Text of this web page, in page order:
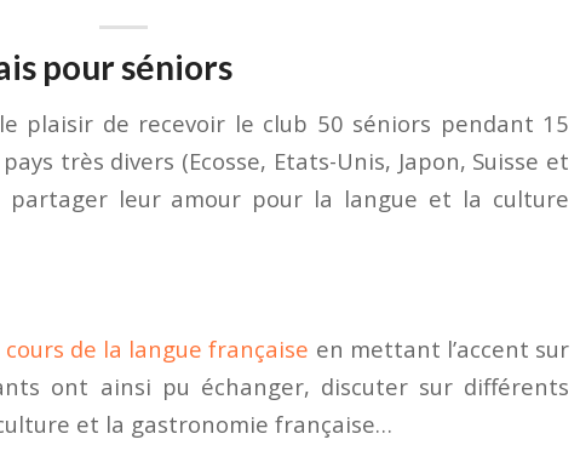
pour séniors
plaisir de recevoir le club 50 séniors pendant 15
très divers (Ecosse, Etats-Unis, Japon, Suisse et
partager leur amour pour la langue et la culture
cours de la langue française en mettant l’accent sur
ont ainsi pu échanger, discuter sur différents
et la gastronomie française…